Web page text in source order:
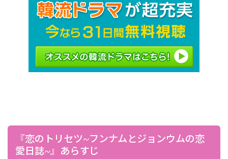
『恋のトリセツ~フンナムとジョンウムの恋
愛日誌~』あらすじ